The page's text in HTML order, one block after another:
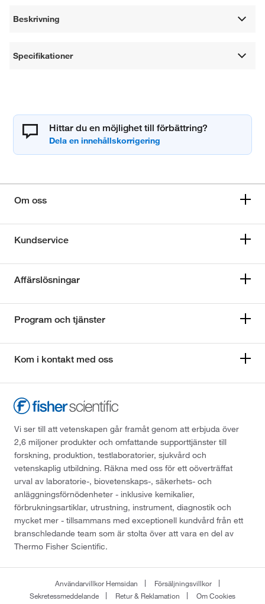
Beskrivning
Specifikationer
Hittar du en möjlighet till förbättring?
Om oss
Kundservice
Affärslösningar
Program och tjänster
Kom i kontakt med oss
Vi ser till att vetenskapen går framåt genom att erbjuda över
2,6 miljoner produkter och omfattande supporttjänster till
forskning, produktion, testlaboratorier, sjukvård och
vetenskaplig utbildning. Räkna med oss för ett oöverträffat
urval av laboratorie-, biovetenskaps-, säkerhets- och
anläggningsförnödenheter - inklusive kemikalier,
förbrukningsartiklar, utrustning, instrument, diagnostik och
mycket mer - tillsammans med exceptionell kundvård från ett
branschledande team som är stolta över att vara en del av
Thermo Fisher Scientific.
Användarvillkor Hemsidan
Försäljningsvillkor
Sekretessmeddelande
Retur & Reklamation
Om Cookies